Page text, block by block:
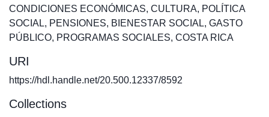
CONDICIONES ECONÓMICAS, CULTURA, POLÍTICA
SOCIAL, PENSIONES, BIENESTAR SOCIAL, GASTO
PÚBLICO, PROGRAMAS SOCIALES, COSTA RICA
URI
https://hdl.handle.net/20.500.12337/8592
Collections